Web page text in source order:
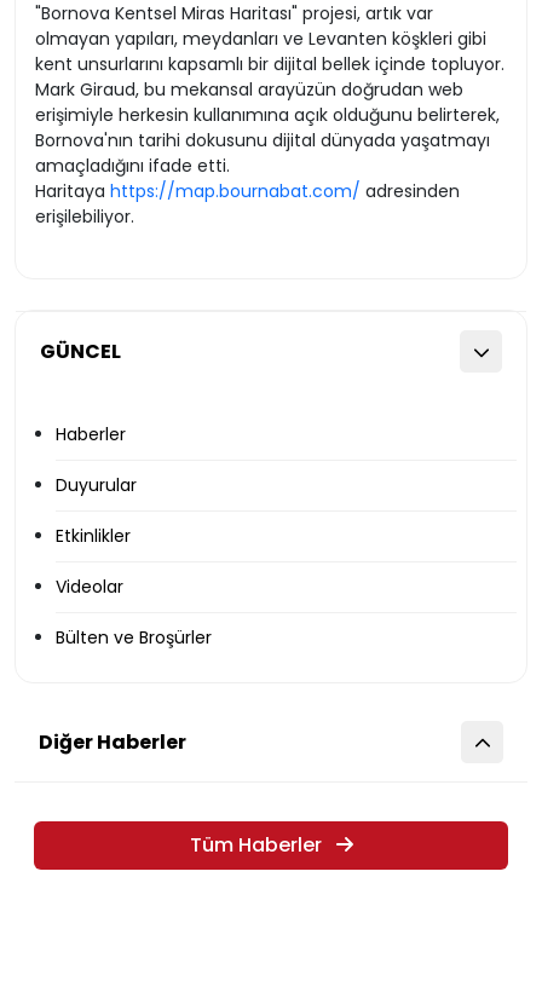
GÜNCEL
Haberler
Duyurular
Etkinlikler
Videolar
Bülten ve Broşürler
"Bornova Kentsel Miras Haritası" projesi, artık var
olmayan yapıları, meydanları ve Levanten köşkleri gibi
kent unsurlarını kapsamlı bir dijital bellek içinde topluyor.
Mark Giraud, bu mekansal arayüzün doğrudan web
erişimiyle herkesin kullanımına açık olduğunu belirterek,
Bornova'nın tarihi dokusunu dijital dünyada yaşatmayı
amaçladığını ifade etti.
Haritaya https://map.bournabat.com/ adresinden
erişilebiliyor.
Diğer Haberler
Tüm Haberler